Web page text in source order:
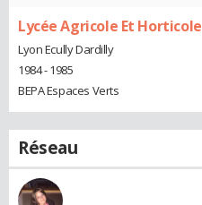
Lycée Agricole Et Horticole
Lyon Ecully Dardilly
1984 - 1985
BEPA Espaces Verts
Réseau